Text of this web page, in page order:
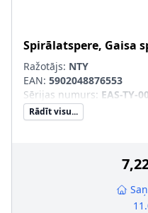
Spirālatspere, Gaisa
Ražotājs: NTY
EAN: 5902048876553
Sērijas numurs: EAS-TY-
Rādīt visu...